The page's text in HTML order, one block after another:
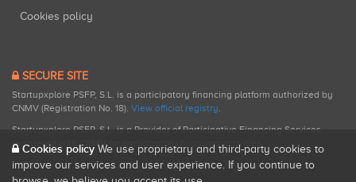
Cookies policy
SECURE SITE
Startupxplore PSFP, S.L. is a participatory financing platform authorized by
CNMV (Registration No. 18). View official registry.
Startupxplore PSFP, S.L. is a Provider of Participative Financing Services
registered with CNMV for participatory financing activities.
Cookies policy We use proprietary and third-party cookies to
improve our services and user experience. If you continue to